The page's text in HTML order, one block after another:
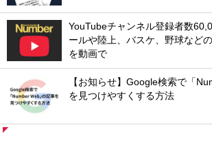
YouTubeチャンネル登録者数
ールや陸上、バスケ、野球など
を動画で
【お知らせ】Google検索で「
を見つけやすくする方法